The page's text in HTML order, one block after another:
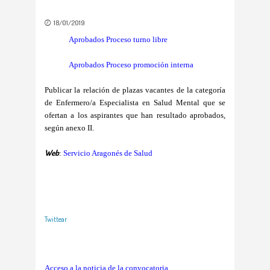
18/01/2019
Aprobados Proceso turno libre
Aprobados Proceso promoción interna
Publicar la relación de plazas vacantes de la categoría
de Enfermero/a Especialista en Salud Mental que se
ofertan a los aspirantes que han resultado aprobados,
según anexo II.
Web: Servicio Aragonés de Salud
Twittear
Acceso a la noticia de la convocatoria